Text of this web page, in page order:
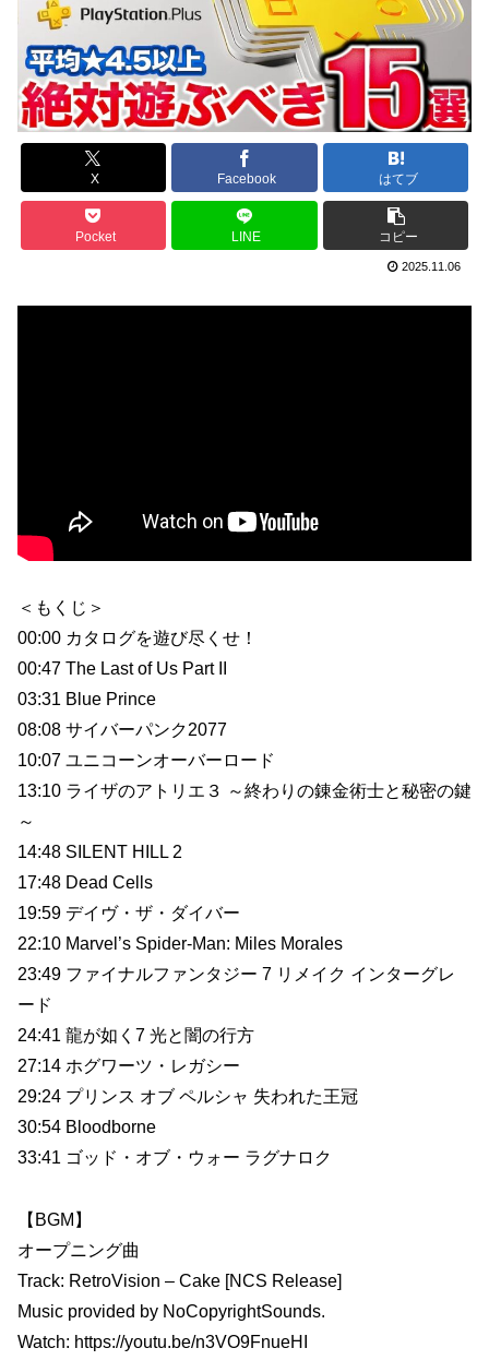
X Facebook はてブ
Pocket LINE コピー
2025.11.06
＜もくじ＞
00:00 カタログを遊び尽くせ！
00:47 The Last of Us Part II
03:31 Blue Prince
08:08 サイバーパンク2077
10:07 ユニコーンオーバーロード
13:10 ライザのアトリエ３ ～終わりの錬金術士と秘密の鍵
～
14:48 SILENT HILL 2
17:48 Dead Cells
19:59 デイヴ・ザ・ダイバー
22:10 Marvel’s Spider-Man: Miles Morales
23:49 ファイナルファンタジー 7 リメイク インターグレ
ード
24:41 龍が如く7 光と闇の行方
27:14 ホグワーツ・レガシー
29:24 プリンス オブ ペルシャ 失われた王冠
30:54 Bloodborne
33:41 ゴッド・オブ・ウォー ラグナロク
【BGM】
オープニング曲
Track: RetroVision – Cake [NCS Release]
Music provided by NoCopyrightSounds.
Watch: https://youtu.be/n3VO9FnueHI